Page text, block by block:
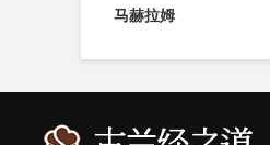
马赫拉姆